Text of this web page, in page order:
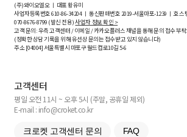
(주)와이오엘오 ㅣ 대표 황유미
사업자등록번호610-86-34204ㅣ 통신판매번호 2019-서울마포-1239 ㅣ 호
070-8676-8799 (발신 전용)사업자 정보 확인 >
고객 문의: 우측 고객센터 / 이메일 / 카카오플러스 채널을 통해 문의 접수 부
(정확한 상담 기록을 위해 유선상 문의는 접수받고 있지 않습니다)
주소 [04004] 서울특별시 마포구 월드컵로10길5-6
고객센터
평일 오전 11시 ~ 오후 5시 (주말, 공휴일 제외)
E-mail : info@croket.co.kr
크로켓 고객센터 문의 FAQ